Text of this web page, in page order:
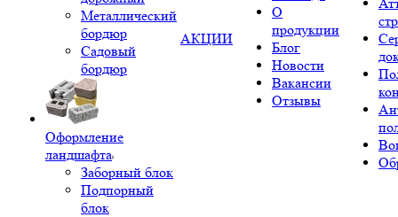
Металлический
бордюр
Садовый
бордюр
Оформление
ландшафта
Заборный блок
Подпорный
блок
АКЦИИ
О
продукции
Блог
Новости
Вакансии
Отзывы